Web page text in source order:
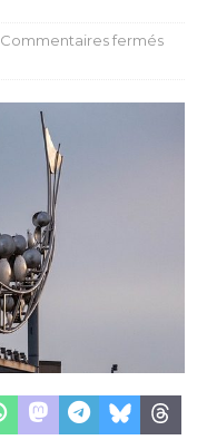
Commentaires fermés